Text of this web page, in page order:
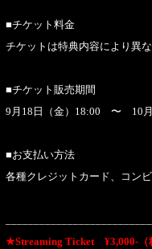
■チケット料金
チケットは特典内容により異
■チケット販売期間
9月18日（金）18:00 〜 10月
■お支払い方法
各種クレジットカード、コン
★Streaming Ticket ¥3,000-（